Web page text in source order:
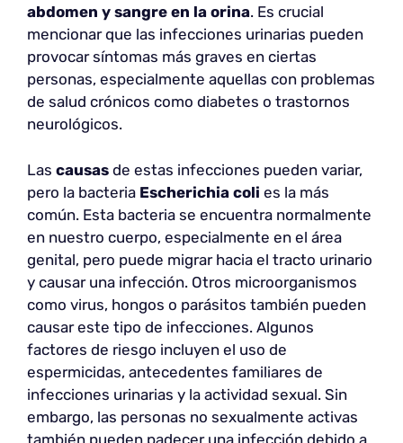
abdomen y sangre en la orina. Es crucial
mencionar que las infecciones urinarias pueden
provocar síntomas más graves en ciertas
personas, especialmente aquellas con problemas
de salud crónicos como diabetes o trastornos
neurológicos.
Las causas de estas infecciones pueden variar,
pero la bacteria Escherichia coli es la más
común. Esta bacteria se encuentra normalmente
en nuestro cuerpo, especialmente en el área
genital, pero puede migrar hacia el tracto urinario
y causar una infección. Otros microorganismos
como virus, hongos o parásitos también pueden
causar este tipo de infecciones. Algunos
factores de riesgo incluyen el uso de
espermicidas, antecedentes familiares de
infecciones urinarias y la actividad sexual. Sin
embargo, las personas no sexualmente activas
también pueden padecer una infección debido a